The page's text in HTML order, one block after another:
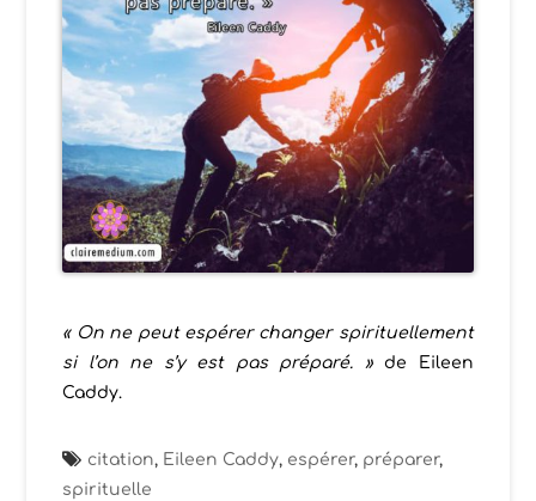
« On ne peut espérer changer spirituellement
si l’on ne s’y est pas préparé. »de Eileen
Caddy.
citation, Eileen Caddy, espérer, préparer,
spirituelle